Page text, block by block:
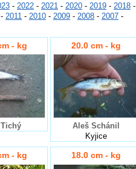
- 2022 - 2021 - 2020 - 2019 - 2018 -
- 2011 - 2010 - 2009 - 2008 - 2007 -
- kg 20.0 cm - kg
Aleš Schánil
Kyjice
- kg 18.0 cm - kg